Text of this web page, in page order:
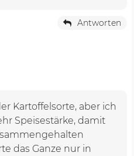
Antworten
Kartoffelsorte, aber ich
Speisestärke, damit
das Ganze nur in